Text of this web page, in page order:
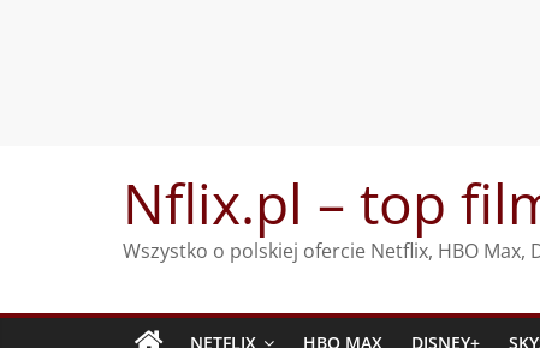
Nflix.pl – top
Wszystko o polskiej ofercie Netflix, HBO Max,
NETFLIX HBO MAX DISNEY+